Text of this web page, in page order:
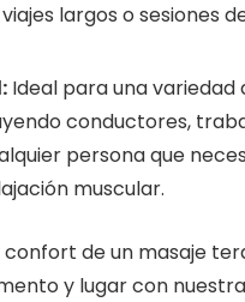
largos o sesiones
Ideal para una variedad
conductores,
persona que
muscular.
de un masaje
y lugar con nuestra